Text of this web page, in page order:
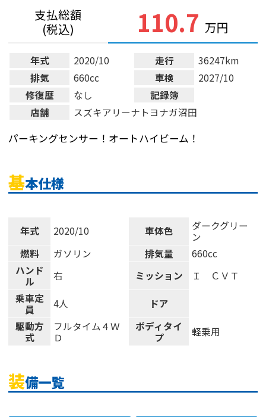
支払総額
(税込)
110.7 万円
年式 2020/10 走行
36247km
排気
660cc 車検
2027/10
修復歴
なし
記録簿
店舗
スズキアリーナトヨナガ沼田
パーキングセンサー！オートハイビーム！
基本仕様
年式 2020/10 車体色
ダークグリー
ン
燃料
ガソリン 排気量
660cc
ハンド
ル
右 ミッション
Ｉ ＣＶＴ
乗車定
員
4人
ドア
駆動方
式
フルタイム４Ｗ
Ｄ
ボディタイ
プ
軽乗用
装備一覧